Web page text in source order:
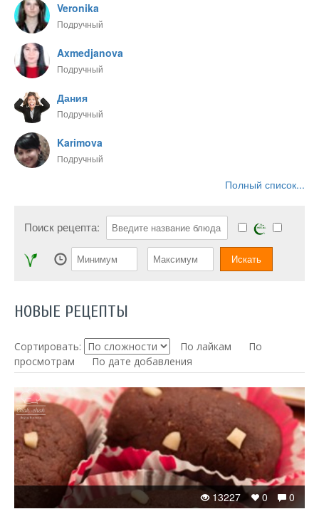
Veronika
Подручный
Axmedjanova
Подручный
Дания
Подручный
Karimova
Подручный
Полный список...
Поиск рецепта:
НОВЫЕ РЕЦЕПТЫ
Сортировать: По лайкам
По
просмотрам
По дате добавления
0
0
13227